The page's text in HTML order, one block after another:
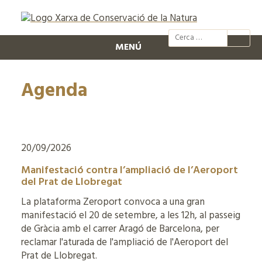
@xcn.cat
MENÚ
Agenda
20/09/2026
Manifestació contra l’ampliació de l’Aeroport
del Prat de Llobregat
La plataforma Zeroport convoca a una gran
manifestació el 20 de setembre, a les 12h, al passeig
de Gràcia amb el carrer Aragó de Barcelona, per
reclamar l'aturada de l'ampliació de l'Aeroport del
Prat de Llobregat.